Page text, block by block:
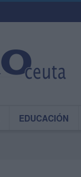
EDUCACIÓN